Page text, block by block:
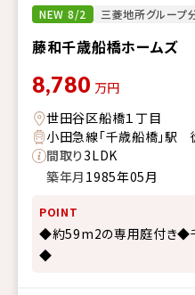
NEW 8/2 三菱地所グループ
藤和千歳船橋ホームズ
8,780 万円
世田谷区船橋１丁目
小田急線「千歳船橋」駅
間取り3LDK
築年月 1985年05月
POINT
◆約59m2の専用庭付き◆
◆